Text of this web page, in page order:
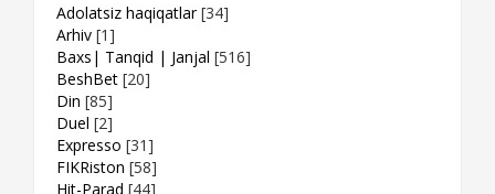
Adolatsiz haqiqatlar [34]
Arhiv [1]
Baxs| Tanqid | Janjal [516]
BeshBet [20]
Din [85]
Duel [2]
Expresso [31]
FIKRiston [58]
Hit-Parad [44]